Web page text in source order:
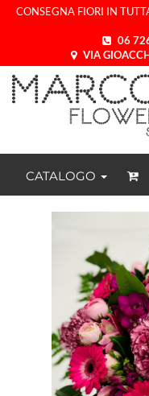
CONSEGNA FIORI IN
06
VIA
CATALOGO